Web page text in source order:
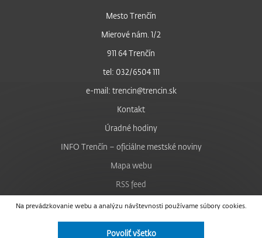
Na prevádzkovanie webu a analýzu návštevnosti používame súbory cookies.
Povoliť všetko
Mesto Trenčín
Mierové nám. 1/2
911 64 Trenčín
tel: 032/6504 111
e-mail: trencin@trencin.sk
Kontakt
Úradné hodiny
INFO Trenčín – oficiálne mestské noviny
Mapa webu
RSS feed
Nastavenie cookies
Facebook